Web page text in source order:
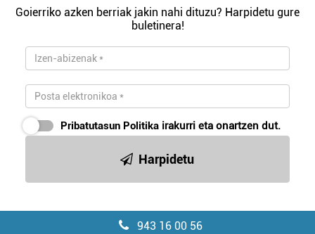
Goierriko azken berriak jakin nahi dituzu? Harpidetu gure
buletinera!
Pribatutasun Politika irakurri eta onartzen dut.
Harpidetu
943 16 00 56